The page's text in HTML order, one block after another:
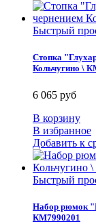
Быстрый
Стопка
Кольчугино \
6 065 руб
В корзину
В избранное
Добавить к
Быстрый
Набор рюмок
КМ7990201